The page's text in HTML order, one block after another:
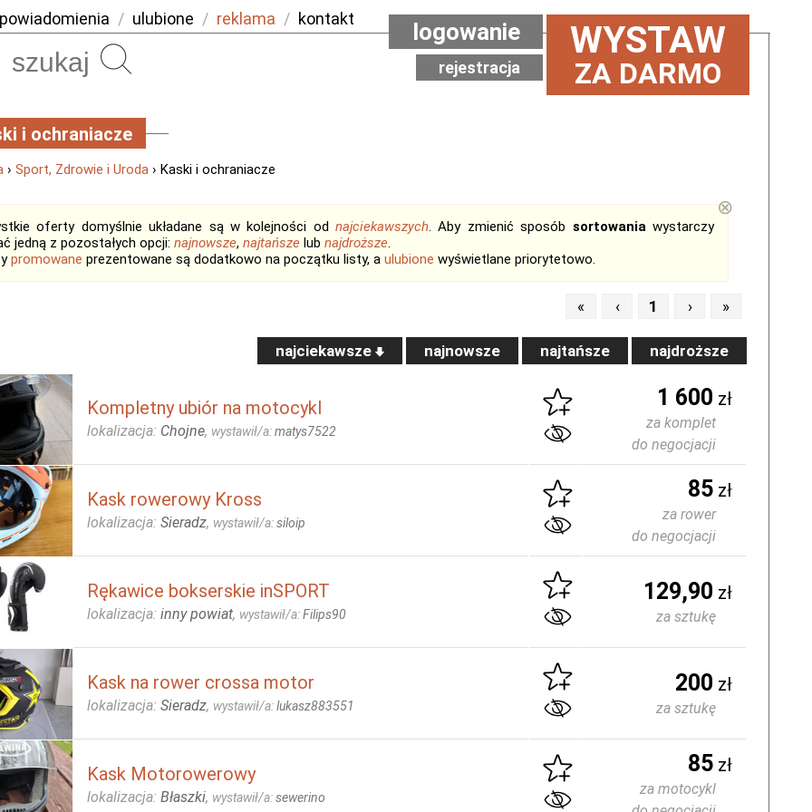
powiadomienia / ulubione / reklama / kontakt WYSTAW
ZA DARMO
logowanie
rejestracja
i ochraniacze
› Sport, Zdrowie i Uroda › Kaski i ochraniacze
oferty domyślnie układane są w kolejności odnajciekawszych. Aby zmienić sposób sortowaniawystarczy
jedną z pozostałych opcji: najnowsze, najtańsze lub najdroższe.
promowane prezentowane są dodatkowo na początku listy, a ulubione wyświetlane priorytetowo.
⊗
« ‹ 1 › »
najciekawsze najnowsze najtańsze najdroższe
Kompletny ubiór na motocykl
lokalizacja: Chojne, wystawił/a:matys7522
1 600 zł
za komplet
do negocjacji
Kask rowerowy Kross
lokalizacja: Sieradz, wystawił/a:siloip
85 zł
za rower
do negocjacji
Rękawice bokserskie inSPORT
lokalizacja: inny powiat, wystawił/a:Filips90
129,90 zł
za sztukę
Kask na rower crossa motor
lokalizacja: Sieradz, wystawił/a:lukasz883551
200 zł
za sztukę
Kask Motorowerowy
lokalizacja: Błaszki, wystawił/a:sewerino
85 zł
za motocykl